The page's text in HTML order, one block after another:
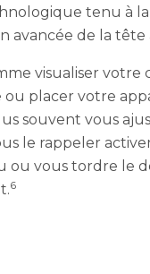
tenu à
avancée de la
visualiser
placer votre
souvent vous
le rappeler
vous tordre le
6